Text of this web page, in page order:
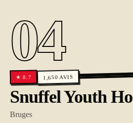
04
★8.7 1,650 AVIS
Snuffel Youth
Bruges